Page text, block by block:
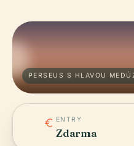
PERSEUS S HLAVOU
ENTRY
Zdarma